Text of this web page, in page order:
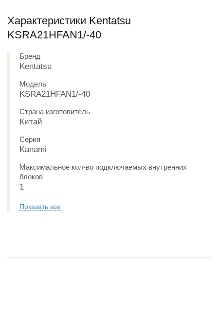
Характеристики Kentatsu
KSRA21HFAN1/-40
Бренд
Kentatsu
Модель
KSRA21HFAN1/-40
Страна изготовитель
Китай
Серия
Kanami
Максимальное кол-во подключаемых внутренних
блоков
1
Показать все